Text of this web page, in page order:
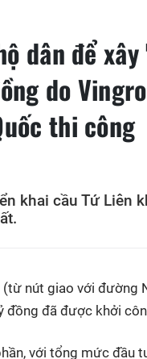
dân để
do
thi công
khai cầu Tứ Liên
nút giao với đường
đã được khởi
với tổng mức đầu